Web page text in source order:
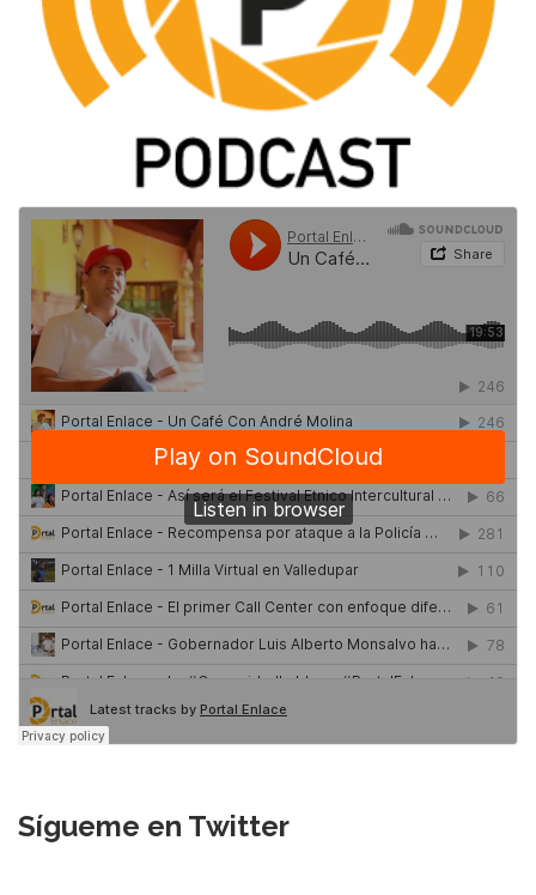
Sígueme en Twitter